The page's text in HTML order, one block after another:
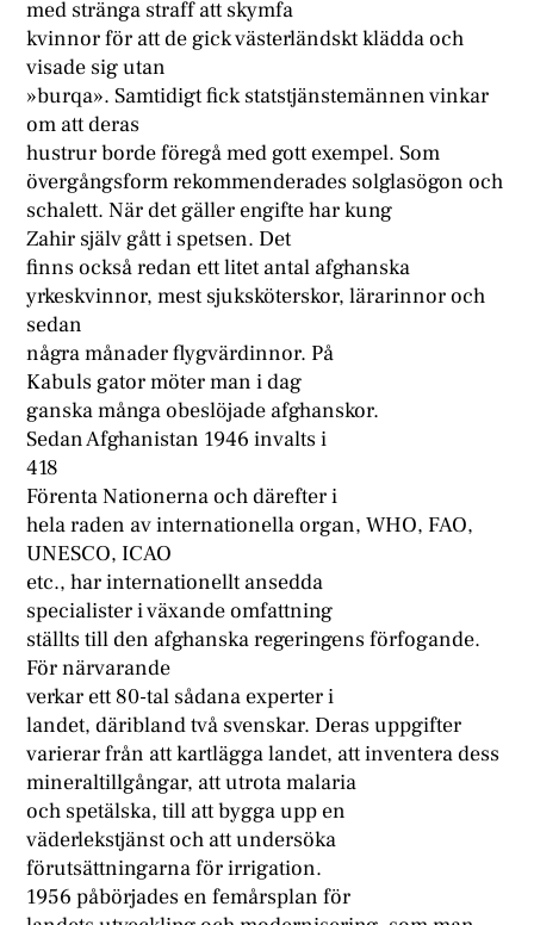
med stränga straff att skymfa
kvinnor för att de gick västerländskt klädda och
visade sig utan
»burqa». Samtidigt fick statstjänstemännen vinkar
om att deras
hustrur borde föregå med gott exempel. Som
övergångsform rekommenderades solglasögon och
schalett. När det gäller engifte har kung
Zahir själv gått i spetsen. Det
finns också redan ett litet antal afghanska
yrkeskvinnor, mest sjuksköterskor, lärarinnor och
sedan
några månader flygvärdinnor. På
Kabuls gator möter man i dag
ganska många obeslöjade afghanskor.
Sedan Afghanistan 1946 invalts i
418
Förenta Nationerna och därefter i
hela raden av internationella organ, WHO, FAO,
UNESCO, ICAO
etc., har internationellt ansedda
specialister i växande omfattning
ställts till den afghanska regeringens förfogande.
För närvarande
verkar ett 80-tal sådana experter i
landet, däribland två svenskar. Deras uppgifter
varierar från att kartlägga landet, att inventera dess
mineraltillgångar, att utrota malaria
och spetälska, till att bygga upp en
väderlekstjänst och att undersöka
förutsättningarna för irrigation.
1956 påbörjades en femårsplan för